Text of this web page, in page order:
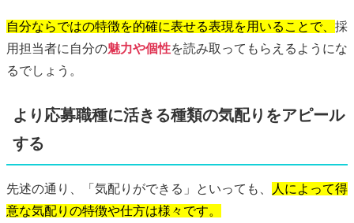
自分ならではの特徴を的確に表せる表現を用いることで、 採
用担当者に自分の魅力や個性を読み取ってもらえるようにな
るでしょう。
より応募職種に活きる種類の気配りをアピール
する
先述の通り、「気配りができる」といっても、
人によって得
意な気配りの特徴や仕方は様々です。